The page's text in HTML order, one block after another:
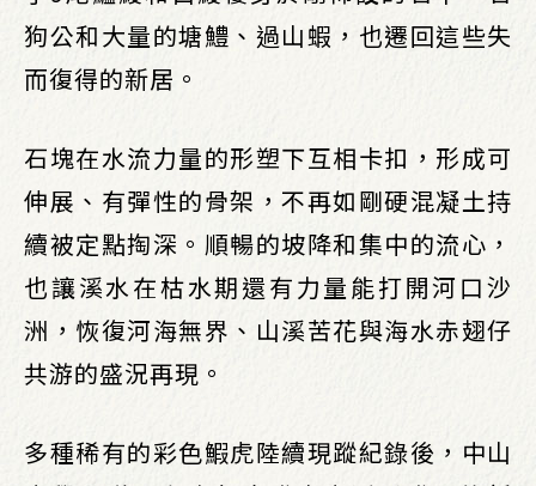
狗公和大量的塘鱧、過山蝦，也遷回這些失
而復得的新居。
石塊在水流力量的形塑下互相卡扣，形成可
伸展、有彈性的骨架，不再如剛硬混凝土持
續被定點掏深。順暢的坡降和集中的流心，
也讓溪水在枯水期還有力量能打開河口沙
洲，恢復河海無界、山溪苦花與海水赤翅仔
共游的盛況再現。
多種稀有的彩色鰕虎陸續現蹤紀錄後，中山